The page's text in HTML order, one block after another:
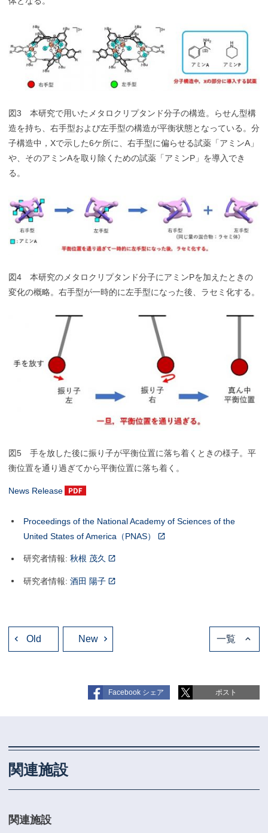
図3 本研究で用いたメタロクリプタンド分子の構造。らせん型構
造を持ち、右手型および左手型の構造が平衡状態となっている。分
子構造中，Xで示した6ケ所に、右手型に偏らせる試薬「アミンA」
や、そのアミンAを取り除くための試薬「アミンP」を導入でき
る。
図4 本研究のメタロクリプタンド分子にアミンPを加えたときの
変化の概略。右手型が一時的に左手型になった後、ラセミ化する。
図5 手を放した後に振り子が平衡位置に落ち着くときの様子。平
衡位置を通り過ぎてから平衡位置に落ち着く。
News Release
Proceedings of the National Academy of Sciences of the
United States of America（PNAS）
研究者情報:秋根 茂久
研究者情報:酒田 陽子
投
Old New 一覧
Facebook シェア ポスト
関連施設
関連施設